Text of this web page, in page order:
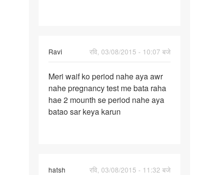
Ravi
रवि, 03/08/2015 - 10:07 बजे
Meri
waif
ko
period
Meri waif ko period nahe aya awr
nahe pregnancy test me bata raha
hae 2 mounth se period nahe aya
batao sar keya karun
hatsh
रवि, 03/08/2015 - 11:32 बजे